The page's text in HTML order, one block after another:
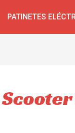
PATINETES